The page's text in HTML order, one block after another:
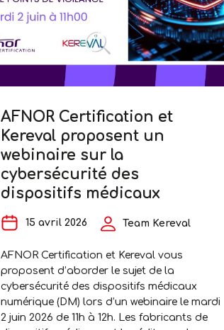
AFNOR Certification et
Kereval proposent un
webinaire sur la
cybersécurité des
dispositifs médicaux
15 avril 2026 Team Kereval
AFNOR Certification et Kereval vous
proposent d’aborder le sujet de la
cybersécurité des dispositifs médicaux
numérique (DM) lors d’un webinaire le mardi
2 juin 2026 de 11h à 12h. Les fabricants de